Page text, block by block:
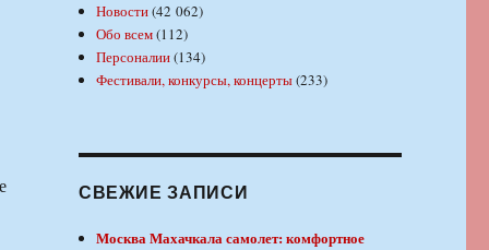
Новости(42 062)
Обо всем(112)
Персоналии(134)
Фестивали, конкурсы, концерты(233)
СВЕЖИЕ ЗАПИСИ
Москва Махачкала самолет: комфортное